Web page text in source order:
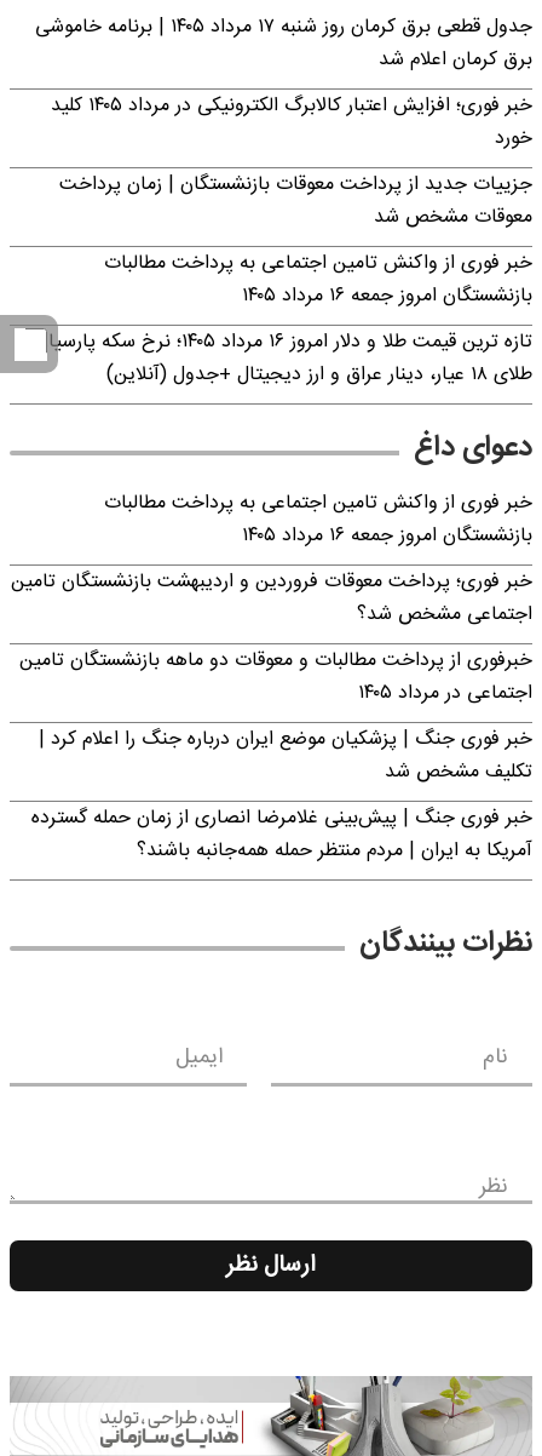
جدول قطعی برق کرمان روز شنبه ۱۷ مرداد ۱۴۰۵ | برنامه خاموشی
برق کرمان اعلام شد
خبر فوری؛ افزایش اعتبار کالابرگ الکترونیکی در مرداد ۱۴۰۵ کلید
خورد
جزییات جدید از پرداخت معوقات بازنشستگان | زمان پرداخت
معوقات مشخص شد
خبر فوری از واکنش تامین اجتماعی به پرداخت مطالبات
بازنشستگان امروز جمعه ۱۶ مرداد ۱۴۰۵
تازه ترین قیمت طلا و دلار امروز ۱۶ مرداد ۱۴۰۵؛ نرخ سکه پارسیان،
طلای ۱۸ عیار، دینار عراق و ارز دیجیتال +جدول (آنلاین)
دعوای داغ
خبر فوری از واکنش تامین اجتماعی به پرداخت مطالبات
بازنشستگان امروز جمعه ۱۶ مرداد ۱۴۰۵
خبر فوری؛ پرداخت معوقات فروردین و اردیبهشت بازنشستگان تامین
اجتماعی مشخص شد؟
خبرفوری از پرداخت مطالبات و معوقات دو ماهه بازنشستگان تامین
اجتماعی در مرداد ۱۴۰۵
خبر فوری جنگ | پزشکیان موضع ایران درباره جنگ را اعلام کرد |
تکلیف مشخص شد
خبر فوری جنگ | پیش‌بینی غلامرضا انصاری از زمان حمله گسترده
آمریکا به ایران | مردم منتظر حمله همه‌جانبه باشند؟
نظرات بینندگان
نام ایمیل
نظر
ارسال نظر